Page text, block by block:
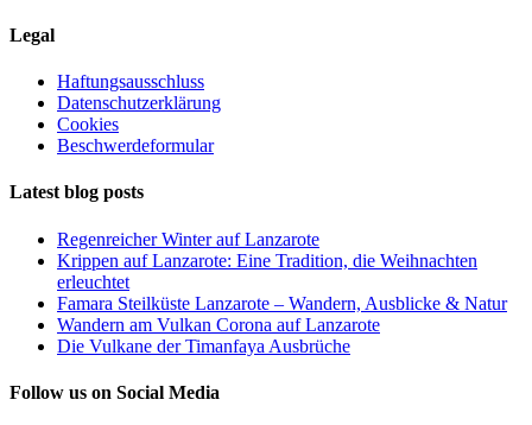
Legal
Haftungsausschluss
Datenschutzerklärung
Cookies
Beschwerdeformular
Latest blog posts
Regenreicher Winter auf Lanzarote
Krippen auf Lanzarote: Eine Tradition, die Weihnachten
erleuchtet
Famara Steilküste Lanzarote – Wandern, Ausblicke & Natur
Wandern am Vulkan Corona auf Lanzarote
Die Vulkane der Timanfaya Ausbrüche
Follow us on Social Media